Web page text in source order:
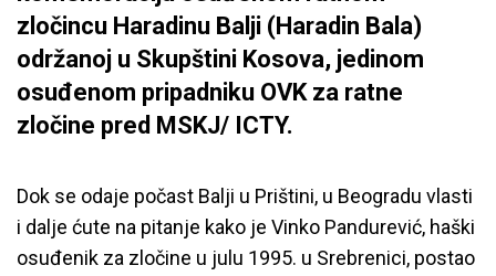
zločincu Haradinu Balji (Haradin Bala)
održanoj u Skupštini Kosova, jedinom
osuđenom pripadniku OVK za ratne
zločine pred MSKJ/ ICTY.
Dok se odaje počast Balji u Prištini, u Beogradu vlasti
i dalje ćute na pitanje kako je Vinko Pandurević, haški
osuđenik za zločine u julu 1995. u Srebrenici, postao